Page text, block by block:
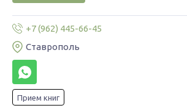
+7 (962) 445-66-45
Ставрополь
Прием книг